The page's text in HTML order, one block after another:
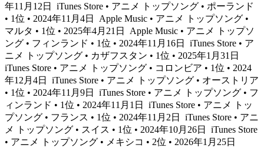
年11月12日
iTunes Store • アニメ トップソング • ポーランド
• 1位 • 2024年11月4日
Apple Music • アニメ トップソング •
マルタ • 1位 • 2025年4月21日
Apple Music • アニメ トップソ
ング • フィンランド • 1位 • 2024年11月16日
iTunes Store • ア
ニメ トップソング • カザフスタン • 1位 • 2025年1月31日
iTunes Store • アニメ トップソング • コロンビア • 1位 • 2024
年12月4日
iTunes Store • アニメ トップソング • オーストリア
• 1位 • 2024年11月9日
iTunes Store • アニメ トップソング • フ
ィンランド • 1位 • 2024年11月1日
iTunes Store • アニメ トッ
プソング • フランス • 1位 • 2024年11月2日
iTunes Store • アニ
メ トップソング • スイス • 1位 • 2024年10月26日
iTunes Store
• アニメ トップソング • メキシコ • 2位 • 2026年1月25日